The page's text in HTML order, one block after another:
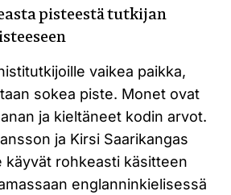
pisteestä tutkijan
vaikea paikka,
sokea piste. Monet ovat
ja kieltäneet kodin arvot.
ja Kirsi Saarikangas
käyvät rohkeasti käsitteen
englanninkielisessä